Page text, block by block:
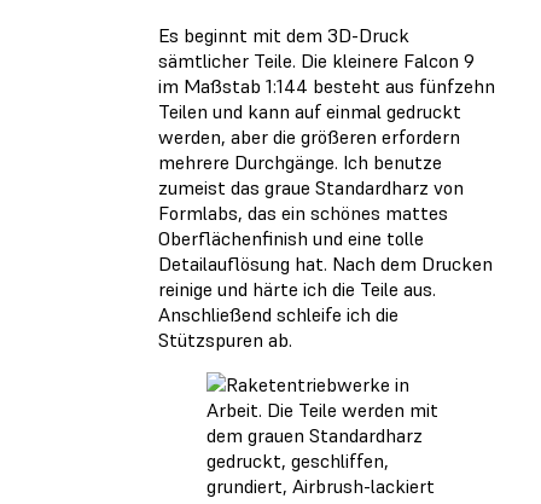
Es beginnt mit dem 3D-Druck
sämtlicher Teile. Die kleinere Falcon 9
im Maßstab 1:144 besteht aus fünfzehn
Teilen und kann auf einmal gedruckt
werden, aber die größeren erfordern
mehrere Durchgänge. Ich benutze
zumeist das graue Standardharz von
Formlabs, das ein schönes mattes
Oberflächenfinish und eine tolle
Detailauflösung hat. Nach dem Drucken
reinige und härte ich die Teile aus.
Anschließend schleife ich die
Stützspuren ab.